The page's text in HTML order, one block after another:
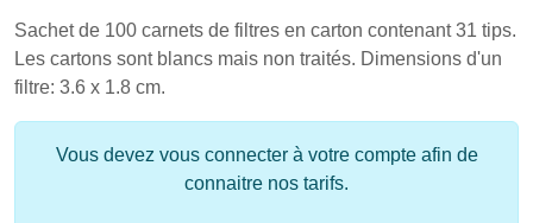
Sachet de 100 carnets de filtres en carton contenant 31 tips.
Les cartons sont blancs mais non traités. Dimensions d'un
filtre: 3.6 x 1.8 cm.
Vous devez vous connecter à votre compte afin de
connaitre nos tarifs.